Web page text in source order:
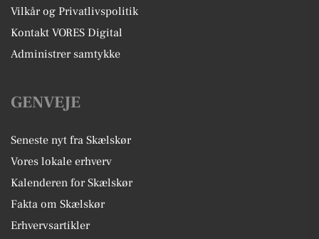
Vilkår og Privatlivspolitik
Kontakt VORES Digital
Administrer samtykke
GENVEJE
Seneste nyt fra Skælskør
Vores lokale erhverv
Kalenderen for Skælskør
Fakta om Skælskør
Erhvervsartikler